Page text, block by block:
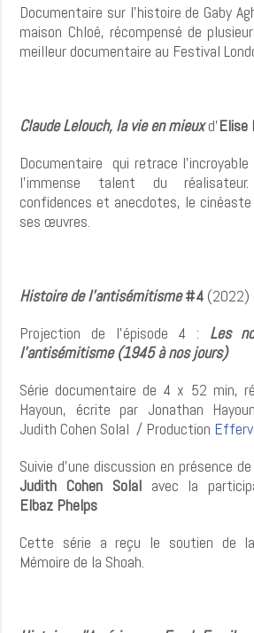
Documentaire sur l’histoire de Gaby
maison Chloé, récompensé de
meilleur documentaire au Festival
Claude Lelouch, la vie en mieuxd’Elise
Documentaire qui retrace
l’immense talent du
confidences et anecdotes, le
ses œuvres.
Histoire de l’antisémitisme#4 (2022)
Projection de l’épisode 4 : Les
l’antisémitisme (1945 à nos jours)
Série documentaire de 4 x 52 min,
Hayoun, écrite par Jonathan
Judith Cohen Solal / Production
Suivie d’une discussion en présence de
Judith Cohen Solal avec la
Elbaz Phelps
Cette série a reçu le soutien de
Mémoire de la Shoah.